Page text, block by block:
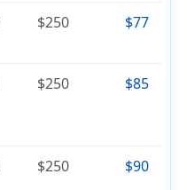
$250 $77
$250 $85
$250 $90